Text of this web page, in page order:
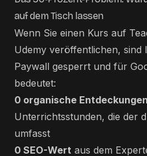
auf dem Tisch lassen
Wenn Sie einen Kurs auf
Udemy veröffentlichen,
Paywall gesperrt und für
bedeutet:
0 organische Entdeckungen
Unterrichtsstunden, die der
umfasst
0 SEO-Wert aus dem